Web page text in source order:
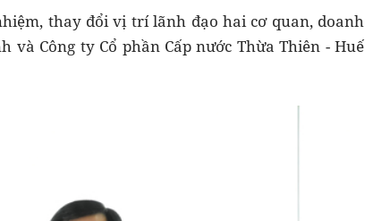
thay đổi vị trí lãnh đạo hai cơ quan, doanh
Công ty Cổ phần Cấp nước Thừa Thiên - Huế